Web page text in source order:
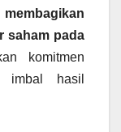
saham pada
komitmen
imbal hasil